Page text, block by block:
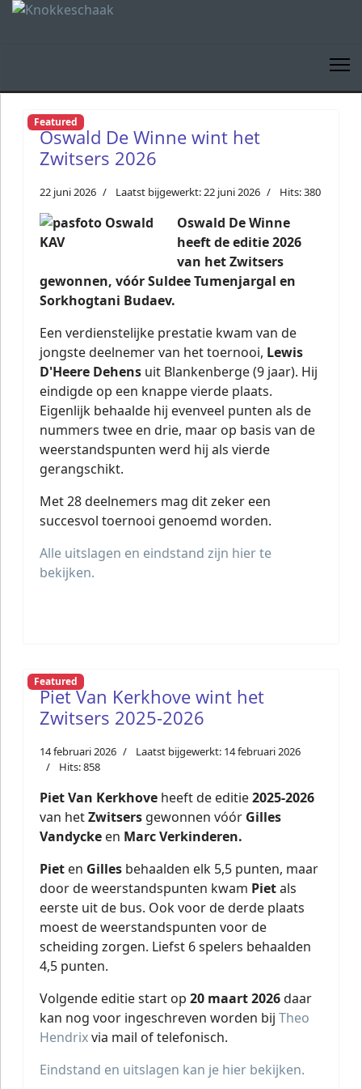
Featured
Oswald De Winne wint het
Zwitsers 2026
22 juni 2026 Laatst bijgewerkt: 22 juni 2026 Hits: 380
Oswald De Winne
heeft de editie 2026
van het Zwitsers
gewonnen, vóór Suldee Tumenjargal en
Sorkhogtani Budaev.
Een verdienstelijke prestatie kwam van de
jongste deelnemer van het toernooi, Lewis
D'Heere Dehens uit Blankenberge (9 jaar). Hij
eindigde op een knappe vierde plaats.
Eigenlijk behaalde hij evenveel punten als de
nummers twee en drie, maar op basis van de
weerstandspunten werd hij als vierde
gerangschikt.
Met 28 deelnemers mag dit zeker een
succesvol toernooi genoemd worden.
Alle uitslagen en eindstand zijn hier te
bekijken.
Featured
Piet Van Kerkhove wint het
Zwitsers 2025-2026
14 februari 2026
Laatst bijgewerkt: 14 februari 2026
Hits: 858
Piet Van Kerkhove heeft de editie2025-2026
van hetZwitsers gewonnen vóór Gilles
Vandycke en Marc Verkinderen.
Piet en Gilles behaalden elk 5,5 punten, maar
door de weerstandspunten kwam Pietals
eerste uit de bus. Ook voor de derde plaats
moest de weerstandspunten voor de
scheiding zorgen. Liefst 6 spelers behaalden
4,5 punten.
Volgende editie start op 20 maart 2026daar
kan nog voor ingeschreven worden bij Theo
Hendrixvia mail of telefonisch.
Eindstand en uitslagen kan je hier bekijken.